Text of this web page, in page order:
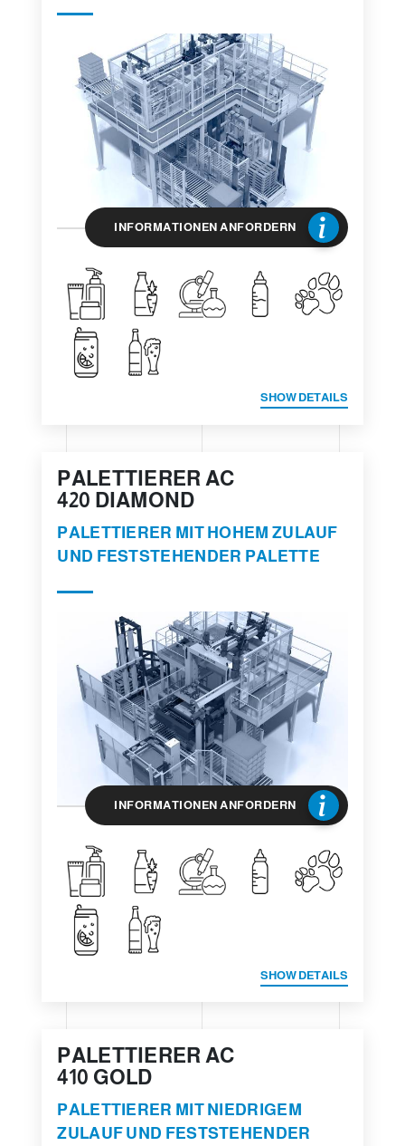
INFORMATIONEN ANFORDERN
SHOW DETAILS
PALETTIERER AC
420 DIAMOND
PALETTIERER MIT HOHEM ZULAUF
UND FESTSTEHENDER PALETTE
INFORMATIONEN ANFORDERN
SHOW DETAILS
PALETTIERER AC
410 GOLD
PALETTIERER MIT NIEDRIGEM
ZULAUF UND FESTSTEHENDER